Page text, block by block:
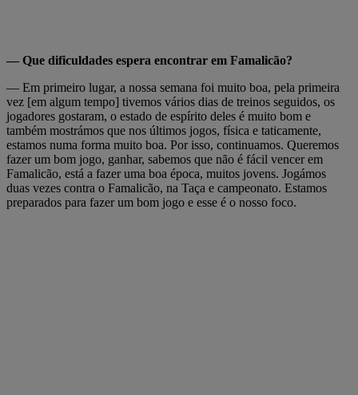
— Que dificuldades espera encontrar em Famalicão?
— Em primeiro lugar, a nossa semana foi muito boa, pela primeira
vez [em algum tempo] tivemos vários dias de treinos seguidos, os
jogadores gostaram, o estado de espírito deles é muito bom e
também mostrámos que nos últimos jogos, física e taticamente,
estamos numa forma muito boa. Por isso, continuamos. Queremos
fazer um bom jogo, ganhar, sabemos que não é fácil vencer em
Famalicão, está a fazer uma boa época, muitos jovens. Jogámos
duas vezes contra o Famalicão, na Taça e campeonato. Estamos
preparados para fazer um bom jogo e esse é o nosso foco.